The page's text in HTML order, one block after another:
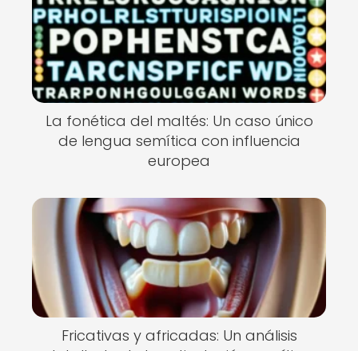
La fonética del maltés: Un caso único
de lengua semítica con influencia
europea
Fricativas y africadas: Un análisis